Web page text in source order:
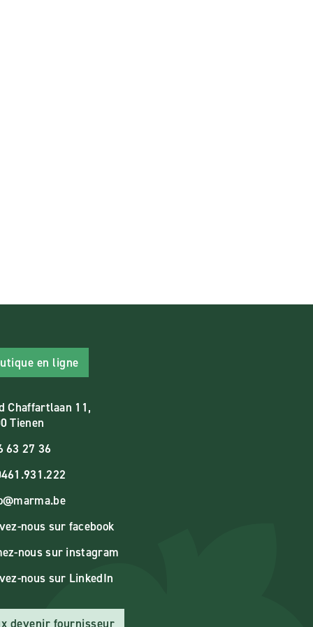
en ligne
Chaffartlaan 11,
Tienen
63 27 36
nous sur facebook
nous sur instagram
nous sur LinkedIn
devenir fournisseur